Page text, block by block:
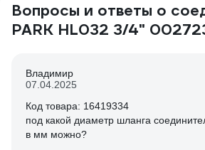
Вопросы и ответы о
PARK HL032 3/4"
Владимир
07.04.2025
Код товара: 16419334
под какой диаметр шланга
в мм можно?